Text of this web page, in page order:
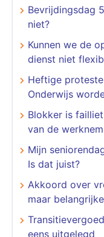
Bevrijdingsdag
niet?
Kunnen we de
dienst niet
Heftige
Onderwijs
Blokker is
van de
Mijn
Is dat juist?
Akkoord over
maar
eens uitgelegd